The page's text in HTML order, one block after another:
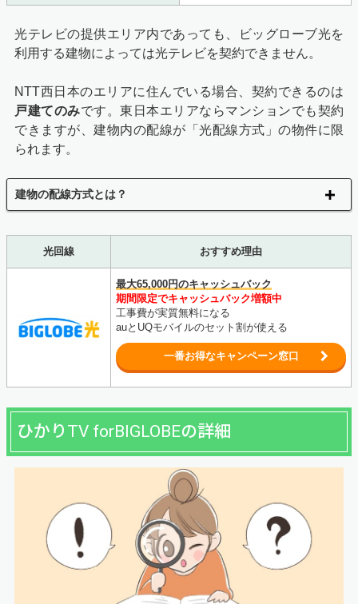
光テレビの提供エリア内であっても、ビッグローブ光を
利用する建物によっては光テレビを契約できません。
NTT西日本のエリアに住んでいる場合、契約できるのは
戸建てのみです。東日本エリアならマンションでも契約
できますが、建物内の配線が「光配線方式」の物件に限
られます。
建物の配線方式とは？
光回線 おすすめ理由
最大65,000円のキャッシュバック
期間限定でキャッシュバック増額中
工事費が実質無料になる
auとUQモバイルのセット割が使える
一番お得なキャンペーン窓口
ひかりTV forBIGLOBEの詳細